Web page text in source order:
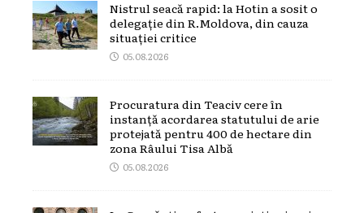
Nistrul seacă rapid: la Hotin a sosit o
delegație din R.Moldova, din cauza
situației critice
05.08.2026
Procuratura din Teaciv cere în
instanță acordarea statutului de arie
protejată pentru 400 de hectare din
zona Râului Tisa Albă
05.08.2026